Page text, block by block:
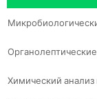
Химический анализ